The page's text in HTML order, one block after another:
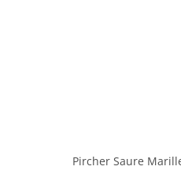
Pircher Saure